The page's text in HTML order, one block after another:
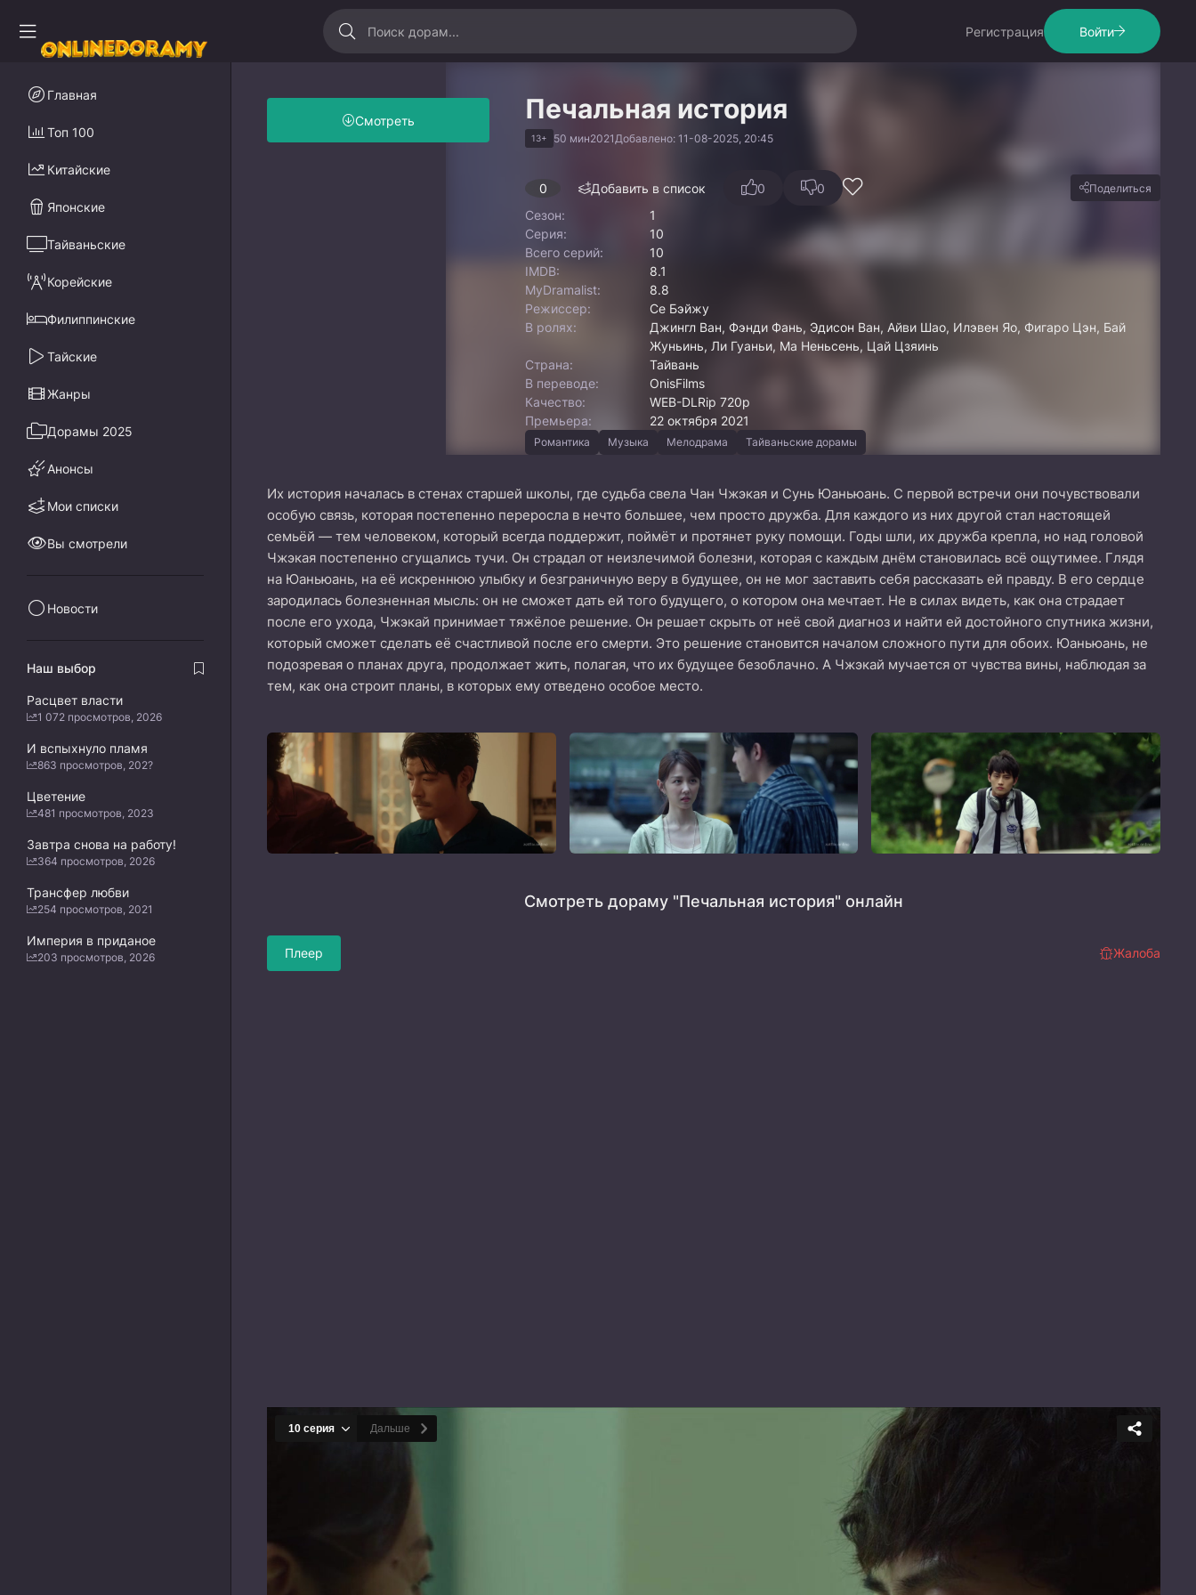
Регистрация Войти
Печальная история
13+ 50 мин2021 Добавлено: 11-08-2025, 20:45
Смотреть
0 Добавить в список 0 0 Поделиться
Сезон:
1
Серия:
10
Всего серий:
10
IMDB:
8.1
MyDramalist:
8.8
Режиссер:
Се Бэйжу
В ролях:
Джингл Ван, Фэнди Фань, Эдисон Ван, Айви Шао, Илэвен Яо, Фигаро Цэн, Бай
Жуньинь, Ли Гуаньи, Ма Неньсень, Цай Цзяинь
Страна:
Тайвань
В переводе:
OnisFilms
Качество:
WEB-DLRip 720p
Премьера:
22 октября 2021
Романтика Музыка Мелодрама Тайваньские дорамы
Их история началась в стенах старшей школы, где судьба свела Чан Чжэкая и Сунь Юаньюань. С первой встречи они почувствовали
особую связь, которая постепенно переросла в нечто большее, чем просто дружба. Для каждого из них другой стал настоящей
семьёй — тем человеком, который всегда поддержит, поймёт и протянет руку помощи. Годы шли, их дружба крепла, но над головой
Чжэкая постепенно сгущались тучи. Он страдал от неизлечимой болезни, которая с каждым днём становилась всё ощутимее. Глядя
на Юаньюань, на её искреннюю улыбку и безграничную веру в будущее, он не мог заставить себя рассказать ей правду. В его сердце
зародилась болезненная мысль: он не сможет дать ей того будущего, о котором она мечтает. Не в силах видеть, как она страдает
после его ухода, Чжэкай принимает тяжёлое решение. Он решает скрыть от неё свой диагноз и найти ей достойного спутника жизни,
который сможет сделать её счастливой после его смерти. Это решение становится началом сложного пути для обоих. Юаньюань, не
подозревая о планах друга, продолжает жить, полагая, что их будущее безоблачно. А Чжэкай мучается от чувства вины, наблюдая за
тем, как она строит планы, в которых ему отведено особое место.
Смотреть дораму "Печальная история" онлайн
Плеер Жалоба
Главная
Топ 100
Китайские
Японские
Тайваньские
Корейские
Филиппинские
Тайские
Жанры
Дорамы 2025
Анонсы
Мои списки
Вы смотрели
Новости
Наш выбор
Расцвет власти
1 072 просмотров, 2026
И вспыхнуло пламя
863 просмотров, 202?
Цветение
481 просмотров, 2023
Завтра снова на работу!
364 просмотров, 2026
Трансфер любви
254 просмотров, 2021
Империя в приданое
203 просмотров, 2026